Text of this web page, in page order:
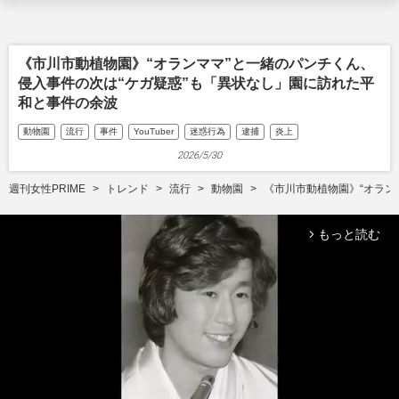
《市川市動植物園》“オランママ”と一緒のパンチくん、
侵入事件の次は“ケガ疑惑”も「異状なし」園に訪れた平
和と事件の余波
動物園 流行 事件 YouTuber 迷惑行為 逮捕 炎上
2026/5/30
週刊女性PRIME トレンド 流行 動物園 《市川市動植物園》“オラ
arrow_forward_ios もっと読む